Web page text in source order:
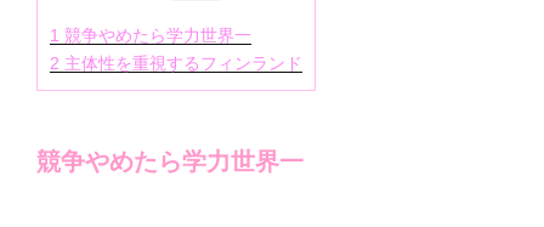
1 競争やめたら学力世界一
2 主体性を重視するフィンランド
競争やめたら学力世界一